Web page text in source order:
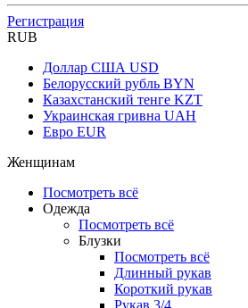
Регистрация
RUB
Доллар США USD
Белорусский рубль BYN
Казахстанский тенге KZT
Украинская гривна UAH
Евро EUR
Женщинам
Посмотреть всё
Одежда
Посмотреть всё
Блузки
Посмотреть всё
Длинный рукав
Короткий рукав
Рукав 3/4